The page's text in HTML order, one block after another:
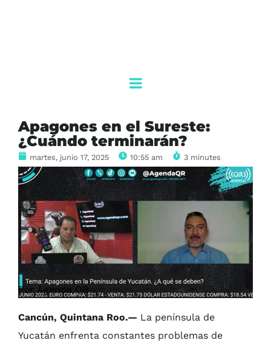
Apagones en el Sureste:
¿Cuándo terminarán?
martes, junio 17, 2025 10:55 am 3 minutes
Por Agenda QR
Cancún, Quintana Roo.— La península de
Yucatán enfrenta constantes problemas de